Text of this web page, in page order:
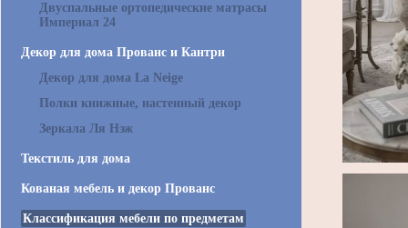
Двуспальные ортопедические матрасы
Империал 24
Декор для дома Прованс и Кантри
Декор для дома La Neige
Полки книжные, настенный декор
Зеркала Ля Нэж
Текстиль для дома
Кованая мебель и декор Прованс
Классификация мебели по предметам